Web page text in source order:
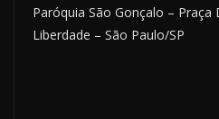
Paróquia São Gonçalo – Praça
Liberdade – São Paulo/SP